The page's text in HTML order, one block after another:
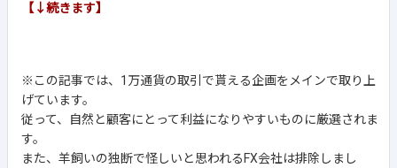
【↓続きます】
※この記事では、1万通貨の取引で貰える企画をメインで取り上
げています。
従って、自然と顧客にとって利益になりやすいものに厳選されま
す。
また、羊飼いの独断で怪しいと思われるFX会社は排除しまし